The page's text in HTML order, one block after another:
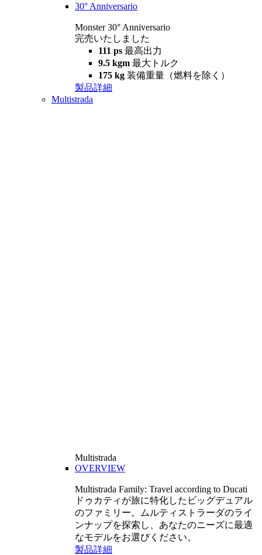
30° Anniversario
Monster 30° Anniversario
完売いたしました
111 ps 最高出力
9.5 kgm 最大トルク
175 kg 装備重量（燃料を除く）
製品詳細
Multistrada
Multistrada
OVERVIEW
Multistrada Family: Travel according to Ducati
ドゥカティが旅に特化したビッグデュアル
のファミリー。ムルティストラーダのライ
ンナップを探索し、あなたのニーズに最適
なモデルをお選びください。
製品詳細